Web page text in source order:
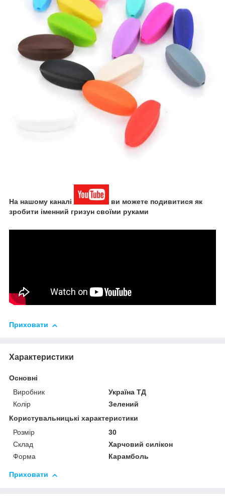
На нашому каналі
ви можете подивитися як
зробити іменний гризун своїми руками
Приховати
Характеристики
Основні
Виробник
Україна ТД
Колір
Зелений
Користувальницькі характеристики
Розмір
30
Склад
Харчовий силікон
Форма
Карамболь
Приховати